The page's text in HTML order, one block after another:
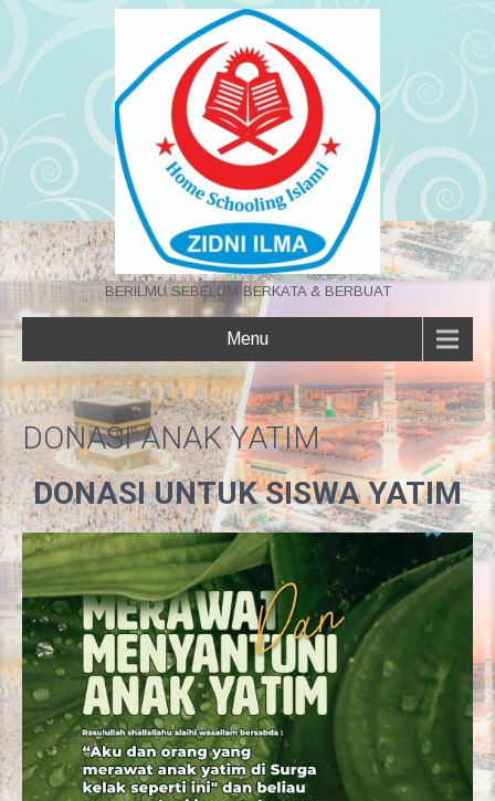
BERILMU SEBELUM BERKATA & BERBUAT
Menu
DONASI ANAK YATIM
DONASI UNTUK SISWA YATIM